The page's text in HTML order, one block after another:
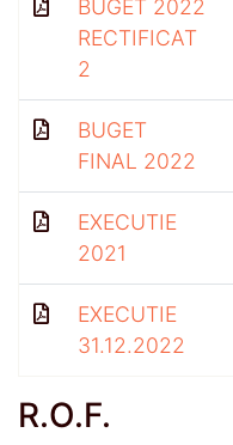
BUGET 2022
RECTIFICAT
2
BUGET
FINAL 2022
EXECUTIE
2021
EXECUTIE
31.12.2022
R.O.F.